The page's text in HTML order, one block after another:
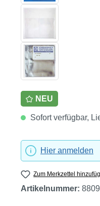
NEU
Sofort verfügbar,
Hier anmelden
Zum Merkzettel
Artikelnummer: